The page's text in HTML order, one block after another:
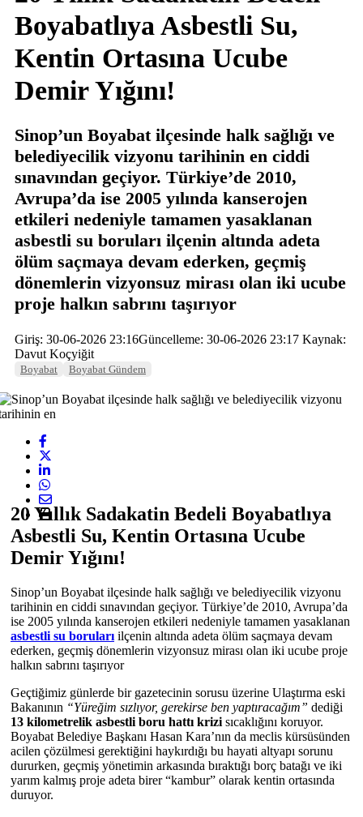
Boyabatlıya Asbestli Su,
Kentin Ortasına Ucube
Demir Yığını!
Sinop’un Boyabat ilçesinde halk sağlığı ve
belediyecilik vizyonu tarihinin en ciddi
sınavından geçiyor. Türkiye’de 2010,
Avrupa’da ise 2005 yılında kanserojen
etkileri nedeniyle tamamen yasaklanan
asbestli su boruları ilçenin altında adeta
ölüm saçmaya devam ederken, geçmiş
dönemlerin vizyonsuz mirası olan iki ucube
proje halkın sabrını taşırıyor
Giriş: 30-06-2026 23:16Güncelleme: 30-06-2026 23:17 Kaynak:
Davut Koçyiğit
Boyabat Boyabat Gündem
20 Yıllık Sadakatin Bedeli Boyabatlıya
Asbestli Su, Kentin Ortasına Ucube
Demir Yığını!
Sinop’un Boyabat ilçesinde halk sağlığı ve belediyecilik vizyonu
tarihinin en ciddi sınavından geçiyor. Türkiye’de 2010, Avrupa’da
ise 2005 yılında kanserojen etkileri nedeniyle tamamen yasaklanan
asbestli su boruları ilçenin altında adeta ölüm saçmaya devam
ederken, geçmiş dönemlerin vizyonsuz mirası olan iki ucube proje
halkın sabrını taşırıyor
Geçtiğimiz günlerde bir gazetecinin sorusu üzerine Ulaştırma eski
Bakanının “Yüreğim sızlıyor, gerekirse ben yaptıracağım” dediği
13 kilometrelik asbestli boru hattı krizi sıcaklığını koruyor.
Boyabat Belediye Başkanı Hasan Kara’nın da meclis kürsüsünden
acilen çözülmesi gerektiğini haykırdığı bu hayati altyapı sorunu
dururken, geçmiş yönetimin arkasında bıraktığı borç batağı ve iki
yarım kalmış proje adeta birer “kambur” olarak kentin ortasında
duruyor.